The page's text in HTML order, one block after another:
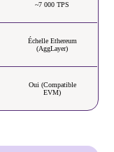
~7 000 TPS
Échelle Ethereum
(AggLayer)
Oui (Compatible
EVM)